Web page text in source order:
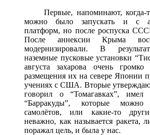
Первые, напоминают, когда-
можно было запускать и с
платформ, но после роспуска
После аннексии Крыма
модернизировали. В
наземные пусковые установки
августа захарова очень громко
размещения их на севере Японии
учениях с США. Вторые
говорил о “Томагавках”, имел
“Барракуды”, которые можно
самолётов, или какие-то
неважно, как называется ракета,
поражал цель, и была у нас.